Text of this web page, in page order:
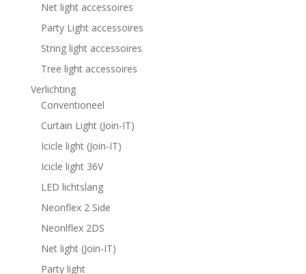
Net light accessoires
Party Light accessoires
String light accessoires
Tree light accessoires
Verlichting
Conventioneel
Curtain Light (Join-IT)
Icicle light (Join-IT)
Icicle light 36V
LED lichtslang
Neonflex 2 Side
Neonlflex 2DS
Net light (Join-IT)
Party light